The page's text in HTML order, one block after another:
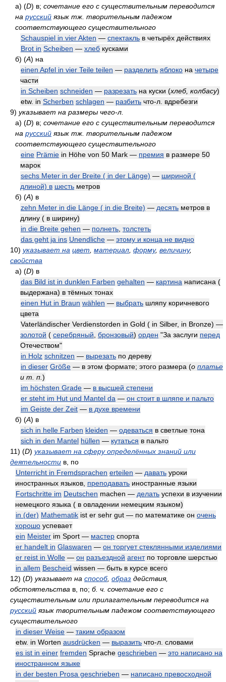
а) (D) в; сочетание его с существительным переводится
на русский язык тж. творительным падежом
соответствующего существительного
Schauspiel in vier Akten — спектакль в четырёх действиях
Brot in Scheiben — хлеб кусками
б) (A) на
einen Apfel in vier Teile teilen — разделить яблоко на четыре
части
in Scheiben schneiden — разрезать на куски (хлеб, колбасу)
etw. in Scherben schlagen — разбить что-л. вдребезги
9) указывает на размеры чего-л.
а) (D) в; сочетание его с существительным переводится
на русский язык тж. творительным падежом
соответствующего существительного
eine Prämie in Höhe von 50 Mark — премия в размере 50
марок
sechs Meter in der Breite ( in der Länge) — шириной (
длиной) в шесть метров
б) (A) в
zehn Meter in die Länge ( in die Breite) — десять метров в
длину ( в ширину)
in die Breite gehen — полнеть толстеть
das geht ja ins Unendliche — этому и конца не видно
10) указывает на цвет материал форму, величину,
свойства
а) (D) в
das Bild ist in dunklen Farben gehalten — картина написана (
выдержана) в тёмных тонах
einen Hut in Braun wählen — выбрать шляпу коричневого
цвета
Vaterländischer Verdienstorden in Gold ( in Silber, in Bronze) —
золотой ( серебряный бронзовый) орден "За заслуги перед
Отечеством"
in Holz schnitzen — вырезать по дереву
in dieser Größe — в этом формате; этого размера (о платье
и т. п. )
im höchsten Grade — в высшей степени
er steht im Hut und Mantel da — он стоит в шляпе и пальто
im Geiste der Zeit — в духе времени
б) (A) в
sich in helle Farben kleiden — одеваться в светлые тона
sich in den Mantel hüllen — кутаться в пальто
11) (D) указывает на сферу определённых знаний или
деятельности в, по
Unterricht in Fremdsprachen erteilen — давать уроки
иностранных языков, преподавать иностранные языки
Fortschritte im Deutschen machen — делать успехи в изучении
немецкого языка ( в овладении немецким языком)
in (der) Mathematik ist er sehr gut — по математике он очень
хорошо успевает
ein Meister im Sport — мастер спорта
er handelt in Glaswaren — он торгует стеклянными изделиями
er reist in Wolle — он разъездной агентпо торговле шерстью
in allem Bescheid wissen — быть в курсе всего
12) (D) указывает на способ, образ действия,
обстоятельства в, по; б. ч. сочетание его с
существительным или прилагательным переводится на
русский язык творительным падежом соответствующего
существительного
in dieser Weise — таким образом
etw. in Worten ausdrücken — выразить что-л. словами
es ist in einer fremden Sprache geschrieben — это написано на
иностранном языке
in der besten Prosa geschrieben — написано превосходной